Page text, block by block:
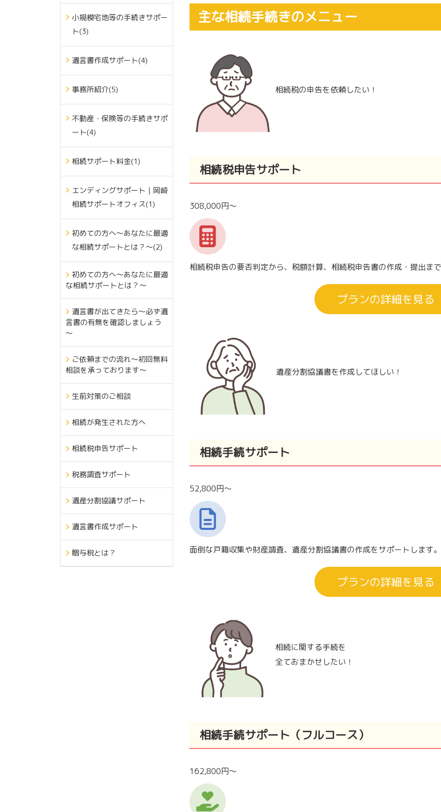
小規模宅地等の手続きサポー
ト(3)
遺言書作成サポート(4)
事務所紹介(5)
不動産・保険等の手続きサポ
ート(4)
相続サポート料金(1)
エンディングサポート｜岡崎
相続サポートオフィス(1)
初めての方へ～あなたに最適
な相続サポートとは？～(2)
初めての方へ～あなたに最適
な相続サポートとは？～
遺言書が出てきたら～必ず遺
言書の有無を確認しましょう
～
ご依頼までの流れ～初回無料
相談を承っております～
生前対策のご相談
相続が発生された方へ
相続税申告サポート
税務調査サポート
遺産分割協議サポート
遺言書作成サポート
贈与税とは？
主な相続手続きのメニュー
相続税の申告を依頼したい！
相続税申告サポート
308,000円～
相続税申告の要否判定から、税額計算、相続税申告書の作成・提出ま
プランの詳細を見る
遺産分割協議書を作成してほしい！
相続手続サポート
52,800円～
面倒な戸籍収集や財産調査、遺産分割協議書の作成をサポートします。
プランの詳細を見る
相続に関する手続を
全ておまかせしたい！
相続手続サポート（フルコース）
162,800円～